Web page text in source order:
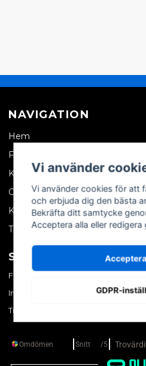
NAVIGATION
Hem
Företagskund
Kontakta oss
Om oss
Köpvillkor
Tips & trix
SOCIALA MEDIER
Facebook
Instagram
TikTok
Vi använder
Vi använder cookies för att
och erbjuda dig den bästa
Bekräfta ditt samtycke
Acceptera alla eller redigera
GDPR-